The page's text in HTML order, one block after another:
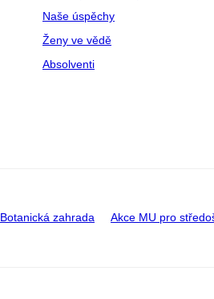
Naše úspěchy
Ženy ve vědě
Absolventi
Botanická zahrada Akce MU pro